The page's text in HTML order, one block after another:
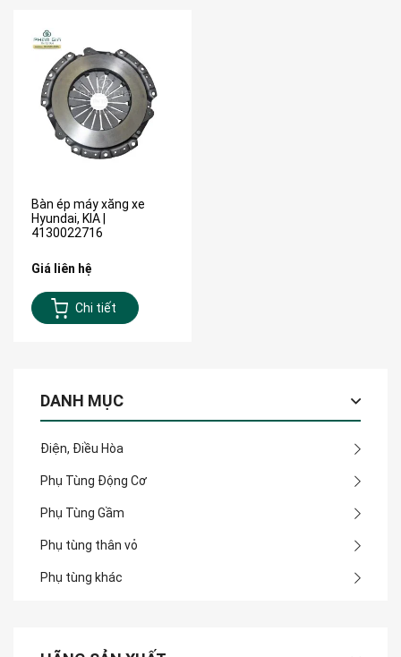
DANH MỤC
Điện, Điều Hòa
Phụ Tùng Động Cơ
Phụ Tùng Gầm
Phụ tùng thân vỏ
Phụ tùng khác
Bàn ép máy xăng xe
Hyundai, KIA |
4130022716
Giá liên hệ
Chi tiết